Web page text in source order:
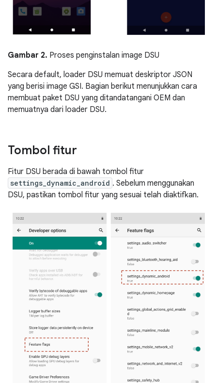
Gambar 2. Proses penginstalan image DSU
Secara default, loader DSU memuat deskriptor JSON
yang berisi image GSI. Bagian berikut menunjukkan cara
membuat paket DSU yang ditandatangani OEM dan
memuatnya dari loader DSU.
Tombol fitur
Fitur DSU berada di bawah tombol fitur
settings_dynamic_android . Sebelum menggunakan
DSU, pastikan tombol fitur yang sesuai telah diaktifkan.